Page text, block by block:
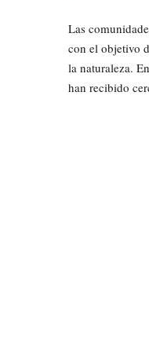
Las
con el objetivo
la naturaleza.
han recibido